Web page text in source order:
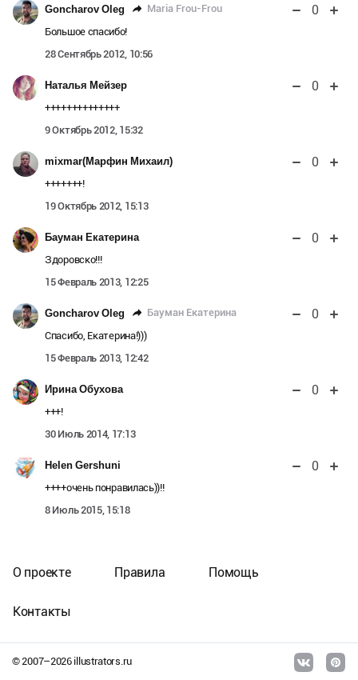
Goncharov Oleg Maria Frou-Frou 0
Большое спасибо!
28 Сентябрь 2012, 10:56
Наталья Мейзер 0
++++++++++++++
9 Октябрь 2012, 15:32
mixmar(Марфин Михаил) 0
+++++++!
19 Октябрь 2012, 15:13
Бауман Екатерина 0
Здоровско!!!
15 Февраль 2013, 12:25
Goncharov Oleg Бауман Екатерина 0
Спасибо, Екатерина!)))
15 Февраль 2013, 12:42
Ирина Обухова 0
+++!
30 Июль 2014, 17:13
Helen Gershuni 0
++++очень понравилась))!!
8 Июль 2015, 15:18
© 2007–2026illustrators.ru
О проекте Правила Помощь
Контакты